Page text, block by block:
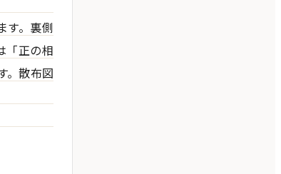
す。裏側
「正の相
。散布図